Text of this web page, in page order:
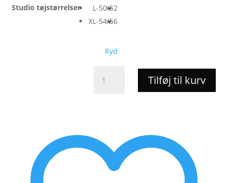
Studio tøjstørrelser
L-50/52
XL-54/56
Ryd
Bootcut
Tilføj til kurv